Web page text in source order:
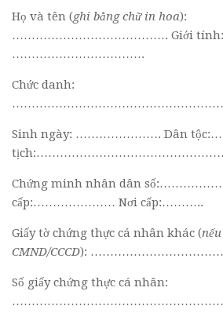
Họ và tên (ghi bằng chữ in hoa):
…………………………………. Giới tính:
…………………………….
Chức danh:
Sinh ngày: …………………. Dân
Chứng minh nhân dân
cấp:………………… Nơi cấp:………..
Giấy tờ chứng thực cá nhân khác (
CMND/CCCD):
Số giấy chứng thực cá nhân: